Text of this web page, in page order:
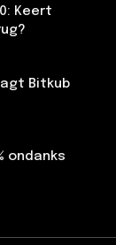
Keert
Bitkub
ondanks